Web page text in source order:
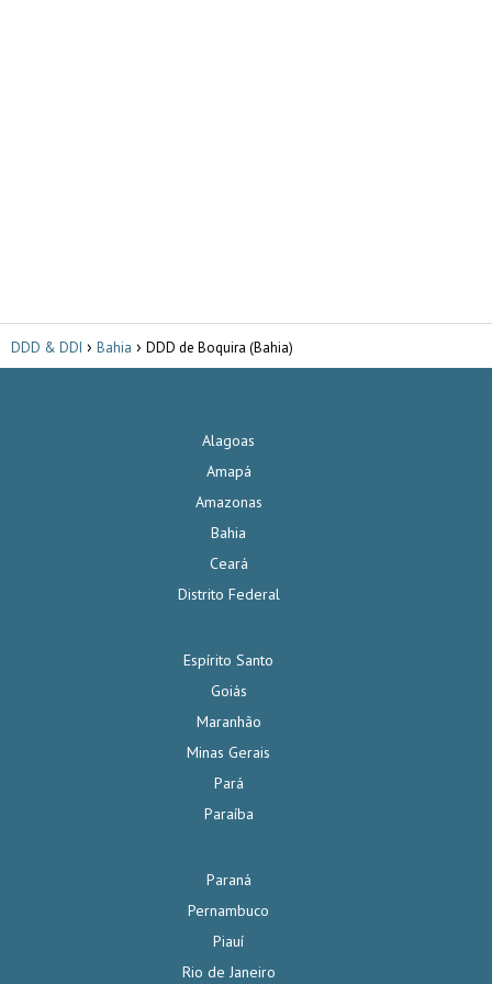
DDD & DDI Bahia DDD de Boquira (Bahia)
Alagoas
Amapá
Amazonas
Bahia
Ceará
Distrito Federal
Espírito Santo
Goiás
Maranhão
Minas Gerais
Pará
Paraíba
Paraná
Pernambuco
Piauí
Rio de Janeiro